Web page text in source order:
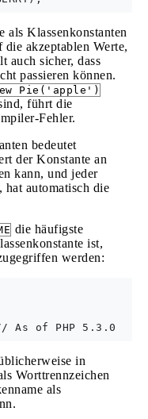
als Klassenkonstanten
akzeptablen Werte,
auch sicher, dass
passieren können.
Pie('apple')
führt die
Fehler.
bedeutet
der Konstante an
kann, und jeder
hat automatisch die
die häufigste
ist,
werden:
in
Worttrennzeichen
als